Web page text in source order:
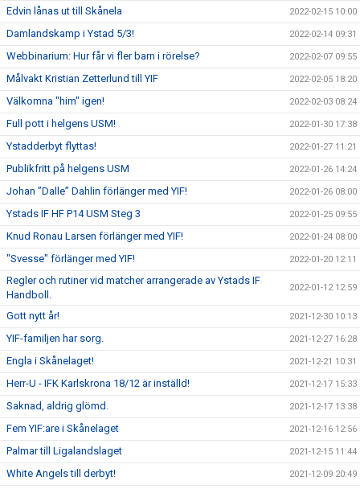
Edvin lånas ut till Skånela 2022-02-15 10:00
Damlandskamp i Ystad 5/3! 2022-02-14 09:31
Webbinarium: Hur får vi fler barn i rörelse? 2022-02-07 09:55
Målvakt Kristian Zetterlund till YIF 2022-02-05 18:20
Välkomna "him" igen! 2022-02-03 08:24
Full pott i helgens USM! 2022-01-30 17:38
Ystadderbyt flyttas! 2022-01-27 11:21
Publikfritt på helgens USM 2022-01-26 14:24
Johan ”Dalle” Dahlin förlänger med YIF! 2022-01-26 08:00
Ystads IF HF P14 USM Steg 3 2022-01-25 09:55
Knud Ronau Larsen förlänger med YIF! 2022-01-24 08:00
"Svesse" förlänger med YIF! 2022-01-20 12:11
Regler och rutiner vid matcher arrangerade av Ystads IF
Handboll.
2022-01-12 12:59
Gott nytt år! 2021-12-30 10:13
YIF-familjen har sorg. 2021-12-27 16:28
Engla i Skånelaget! 2021-12-21 10:31
Herr-U - IFK Karlskrona 18/12 är inställd! 2021-12-17 15:33
Saknad, aldrig glömd. 2021-12-17 13:38
Fem YIF:are i Skånelaget 2021-12-16 12:56
Palmar till Ligalandslaget 2021-12-15 11:44
White Angels till derbyt! 2021-12-09 20:49